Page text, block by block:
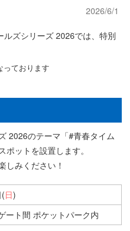
2026/6/1
ルズシリーズ 2026では、特別
っております
2026のテーマ「#青春タイム
ポットを設置します。
しみください！
日)
ート間 ポケットパーク内